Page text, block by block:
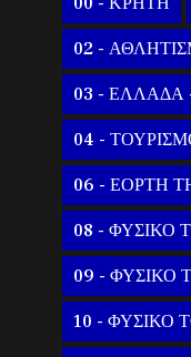
02 -
03 -
04 -
06 - ΕΟΡΤΗ
08 - ΦΥΣΙΚΟ
09 - ΦΥΣΙΚΟ
10 - ΦΥΣΙΚΟ